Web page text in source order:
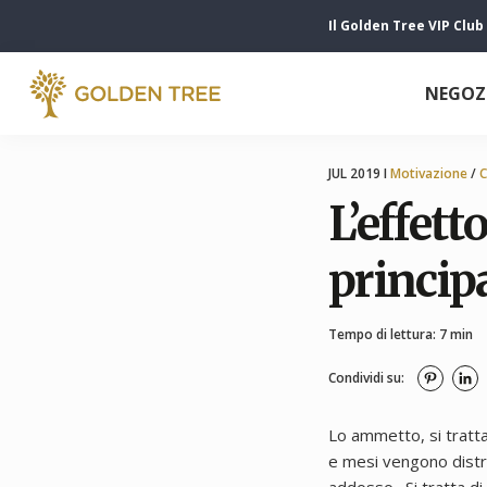
Il Golden Tree VIP
JUL 2019 IMotivazione/
Tempo di lettura: 7 min
Condividi su:
Lo ammetto, si
e mesi vengono